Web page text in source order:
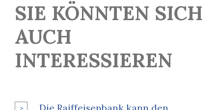
SIE KÖNNTEN SICH
AUCH
INTERESSIEREN